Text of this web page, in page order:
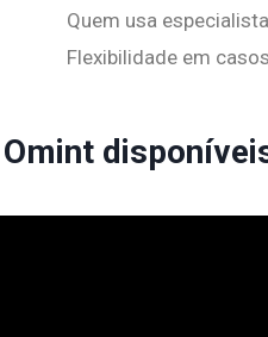
Quem usa
Flexibilidade em